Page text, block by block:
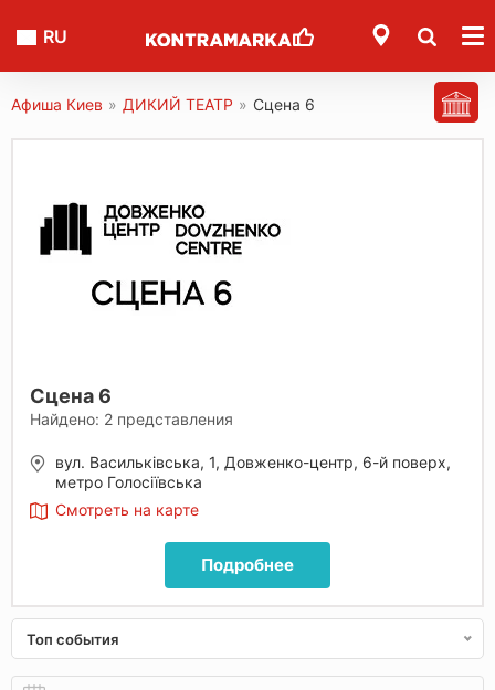
RU
Афиша Киев » ДИКИЙ ТЕАТР » Сцена 6
Сцена 6
Найдено: 2 представления
вул. Васильківська, 1, Довженко-центр, 6-й поверх,
метро Голосіївська
Смотреть на карте
Подробнее
Топ события